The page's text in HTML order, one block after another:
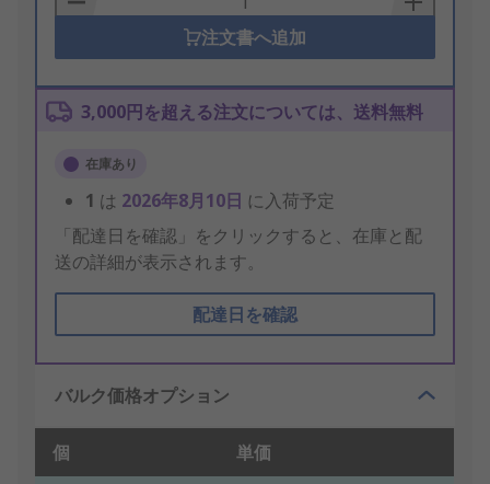
注文書へ追加
3,000円を超える注文については、送料無料
在庫あり
1 は 2026年8月10日 に入荷予定
「配達日を確認」をクリックすると、在庫と配
送の詳細が表示されます。
配達日を確認
バルク価格オプション
個 単価